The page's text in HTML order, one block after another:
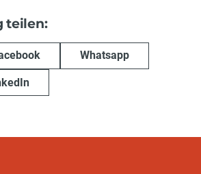
teilen:
Whatsapp